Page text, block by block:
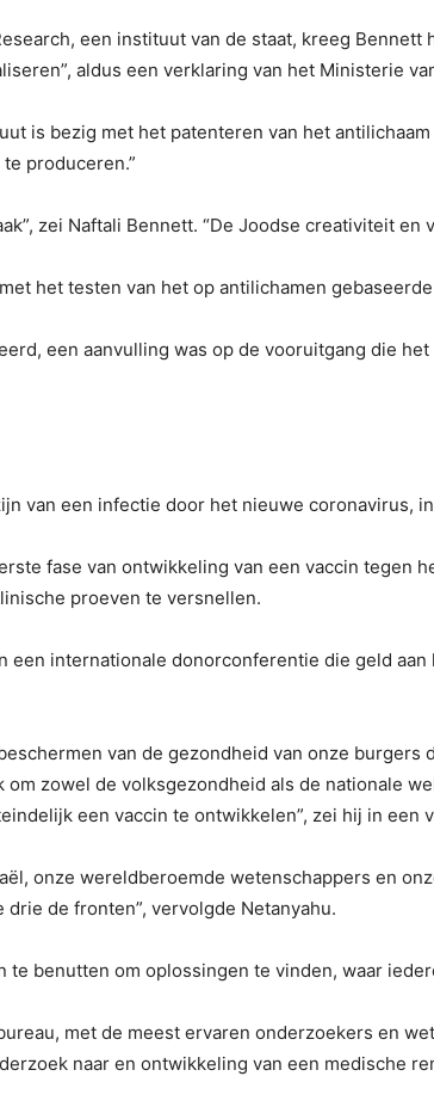
een instituut van de staat, kreeg Bennett
aldus een verklaring van het Ministerie
is bezig met het patenteren van het
produceren.”
zei Naftali Bennett. “De Joodse creativiteit
het testen van het op antilichamen
een aanvulling was op de vooruitgang die
van een infectie door het nieuwe coronavirus,
fase van ontwikkeling van een vaccin tegen
proeven te versnellen.
internationale donorconferentie die geld
van de gezondheid van onze
zowel de volksgezondheid als de nationale
een vaccin te ontwikkelen”, zei hij in
onze wereldberoemde wetenschappers en
de fronten”, vervolgde Netanyahu.
benutten om oplossingen te vinden, waar
met de meest ervaren onderzoekers en
naar en ontwikkeling van een medische